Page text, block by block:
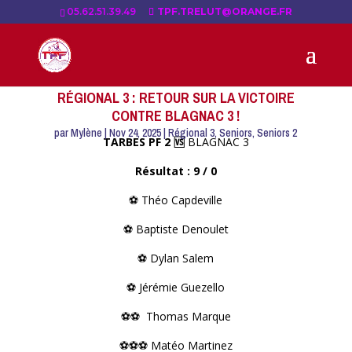
05.62.51.39.49 TPF.TRELUT@ORANGE.FR
RÉGIONAL 3 : RETOUR SUR LA VICTOIRE
CONTRE BLAGNAC 3 !
parMylène |Nov 24, 2025|Régional 3,Seniors,Seniors 2
TARBES PF 2 🆚BLAGNAC 3
Résultat : 9 / 0
⚽️ Théo Capdeville
⚽️ Baptiste Denoulet
⚽️ Dylan Salem
⚽️ Jérémie Guezello
⚽️⚽️ Thomas Marque
⚽️⚽️⚽️ Matéo Martinez